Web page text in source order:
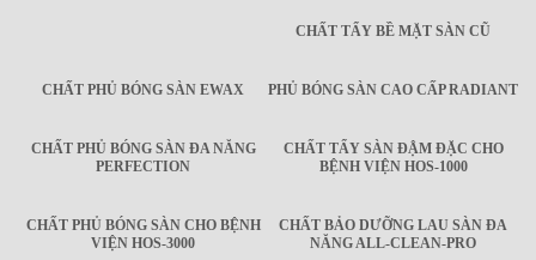
CHẤT TẨY BỀ MẶT SÀN CŨ
CHẤT PHỦ BÓNG SÀN EWAX PHỦ BÓNG SÀN CAO CẤP RADIANT
CHẤT PHỦ BÓNG SÀN ĐA NĂNG
PERFECTION
CHẤT TẨY SÀN ĐẬM ĐẶC CHO
BỆNH VIỆN HOS-1000
CHẤT PHỦ BÓNG SÀN CHO BỆNH
VIỆN HOS-3000
CHẤT BẢO DƯỠNG LAU SÀN ĐA
NĂNG ALL-CLEAN-PRO